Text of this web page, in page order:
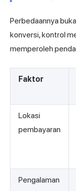
Perbedaannya
konversi, kontrol
memperoleh
Faktor
Lokasi
pembayaran
Pengalaman